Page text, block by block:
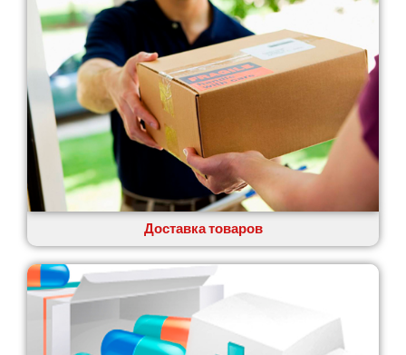
Гатное
Глеваха
Горишние Плавни
Гостомель
Харьков
Херсон
Хмельницкий
Хмельник
Ирпень
Ивано-Франковск
Измаил
Кагарлык
Калуш
Каменец-Подольский
Каменка
Каменское
Доставка товаров